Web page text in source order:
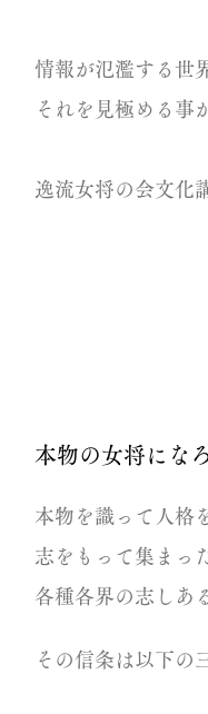
情報が氾濫する世
それを見極める事
逸流女将の会文化
本物の女将にな
本物を識って人格
志をもって集まっ
各種各界の志しあ
その信条は以下の